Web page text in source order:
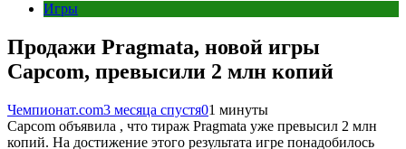
Игры
Продажи Pragmata, новой игры
Capcom, превысили 2 млн копий
Чемпионат.com3 месяца спустя01 минуты
Capcom объявила , что тираж Pragmata уже превысил 2 млн
копий. На достижение этого результата игре понадобилось